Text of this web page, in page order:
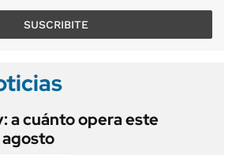
SUSCRIBITE
a cuánto opera este